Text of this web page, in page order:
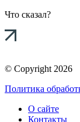
Что сказал?
© Copyright 2026
Политика
О сайте
Контакты